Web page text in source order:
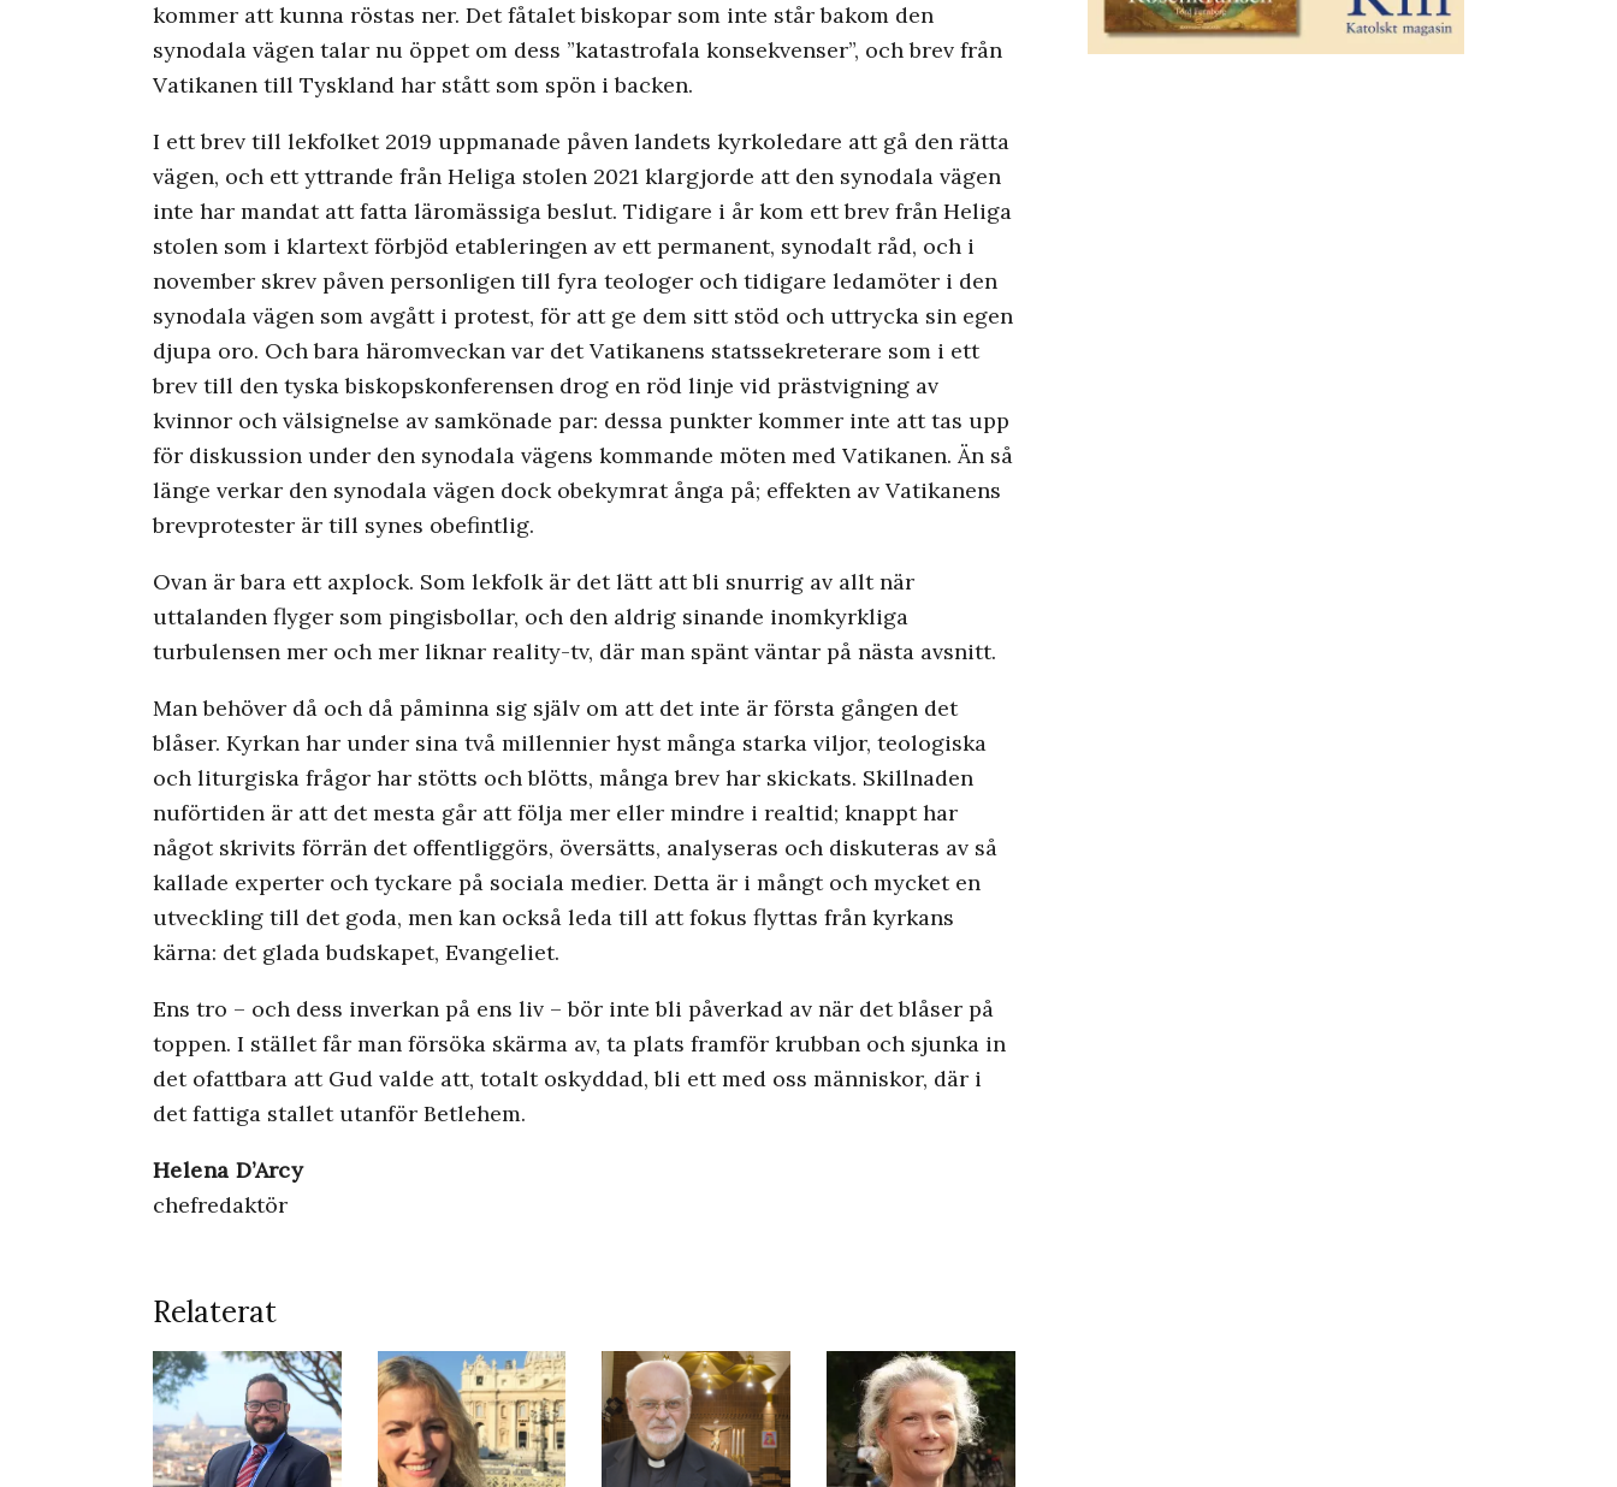
kommer att kunna röstas ner. Det fåtalet biskopar som inte står bakom den
synodala vägen talar nu öppet om dess ”katastrofala konsekvenser”, och brev från
Vatikanen till Tyskland har stått som spön i backen.
I ett brev till lekfolket 2019 uppmanade påven landets kyrkoledare att gå den rätta
vägen, och ett yttrande från Heliga stolen 2021 klargjorde att den synodala vägen
inte har mandat att fatta läromässiga beslut. Tidigare i år kom ett brev från Heliga
stolen som i klartext förbjöd etableringen av ett permanent, synodalt råd, och i
november skrev påven personligen till fyra teologer och tidigare ledamöter i den
synodala vägen som avgått i protest, för att ge dem sitt stöd och uttrycka sin egen
djupa oro. Och bara häromveckan var det Vatikanens statssekreterare som i ett
brev till den tyska biskopskonferensen drog en röd linje vid prästvigning av
kvinnor och välsignelse av samkönade par: dessa punkter kommer inte att tas upp
för diskussion under den synodala vägens kommande möten med Vatikanen. Än så
länge verkar den synodala vägen dock obekymrat ånga på; effekten av Vatikanens
brevprotester är till synes obefintlig.
Ovan är bara ett axplock. Som lekfolk är det lätt att bli snurrig av allt när
uttalanden flyger som pingisbollar, och den aldrig sinande inomkyrkliga
turbulensen mer och mer liknar reality-tv, där man spänt väntar på nästa avsnitt.
Man behöver då och då påminna sig själv om att det inte är första gången det
blåser. Kyrkan har under sina två millennier hyst många starka viljor, teologiska
och liturgiska frågor har stötts och blötts, många brev har skickats. Skillnaden
nuförtiden är att det mesta går att följa mer eller mindre i realtid; knappt har
något skrivits förrän det offentliggörs, översätts, analyseras och diskuteras av så
kallade experter och tyckare på sociala medier. Detta är i mångt och mycket en
utveckling till det goda, men kan också leda till att fokus flyttas från kyrkans
kärna: det glada budskapet, Evangeliet.
Ens tro – och dess inverkan på ens liv – bör inte bli påverkad av när det blåser på
toppen. I stället får man försöka skärma av, ta plats framför krubban och sjunka in
det ofattbara att Gud valde att, totalt oskyddad, bli ett med oss människor, där i
det fattiga stallet utanför Betlehem.
Helena D’Arcy
chefredaktör
Relaterat